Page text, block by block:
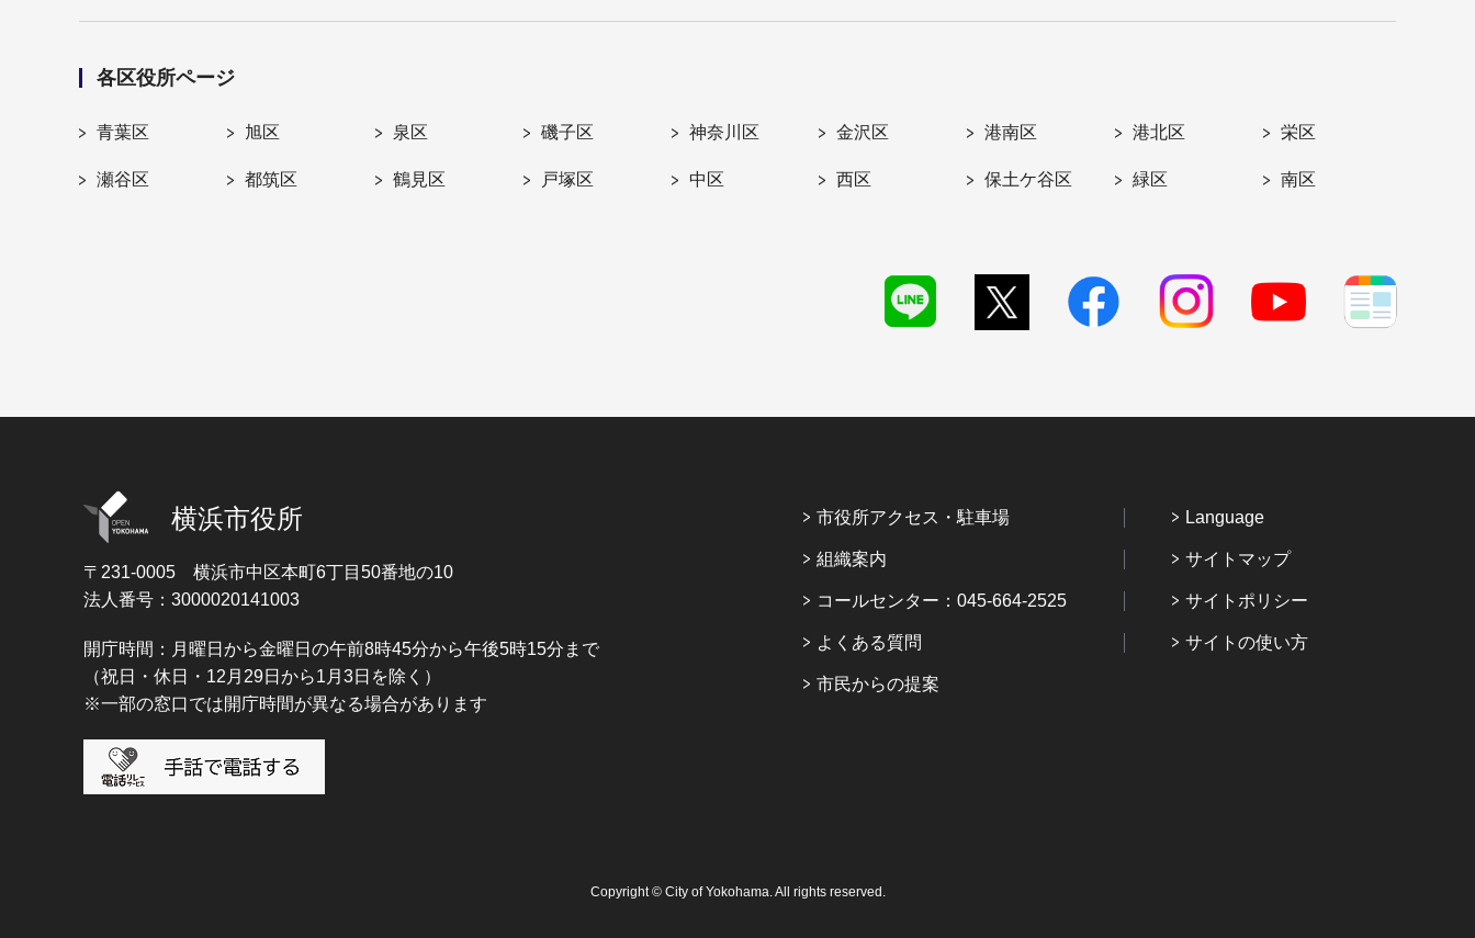
各区役所ページ
青葉区 旭区 泉区 磯子区 神奈川区 金沢区 港南区 港北区 栄区
瀬谷区 都筑区 鶴見区 戸塚区 中区 西区 保土ケ谷区 緑区 南区
横浜市役所
〒231-0005 横浜市中区本町6丁目50番地の10
法人番号：3000020141003
開庁時間：月曜日から金曜日の午前8時45分から午後5時15分まで
（祝日・休日・12月29日から1月3日を除く）
※一部の窓口では開庁時間が異なる場合があります
市役所アクセス・駐車場
組織案内
コールセンター：045-664-2525
よくある質問
市民からの提案
Language
サイトマップ
サイトポリシー
サイトの使い方
Copyright © City of Yokohama. All rights reserved.